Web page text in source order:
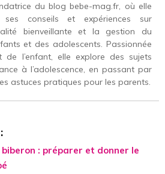
du blog bebe-mag.fr, où elle
ses conseils et expériences sur
bienveillante et la gestion du
et des adolescents. Passionnée
de l’enfant, elle explore des sujets
à l’adolescence, en passant par
astuces pratiques pour les parents.
: préparer et donner le